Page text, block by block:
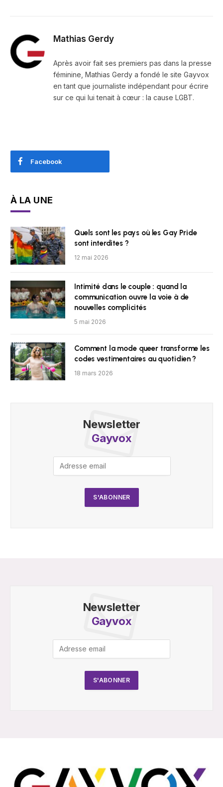
Mathias Gerdy
Après avoir fait ses premiers pas dans la presse
féminine, Mathias Gerdy a fondé le site Gayvox
en tant que journaliste indépendant pour écrire
sur ce qui lui tenait à cœur : la cause LGBT.
Facebook
À LA UNE
Quels sont les pays où les Gay Pride
sont interdites ?
12 mai 2026
Intimité dans le couple : quand la
communication ouvre la voie à de
nouvelles complicités
5 mai 2026
Comment la mode queer transforme les
codes vestimentaires au quotidien ?
18 mars 2026
Newsletter
Gayvox
Newsletter
Gayvox